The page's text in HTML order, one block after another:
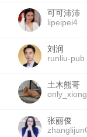
可可沛沛
lipeipei4
刘润
runliu-pub
土木熊哥
张丽俊